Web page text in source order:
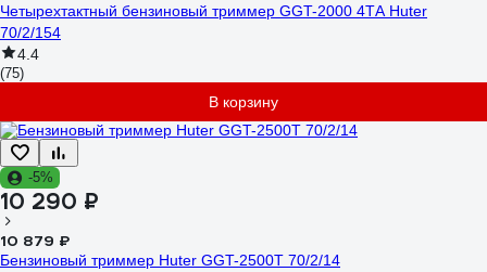
Четырехтактный бензиновый триммер GGT-2000 4ТА Huter
70/2/154
4.4
(75)
В корзину
-5%
10 290 ₽
10 879 ₽
Бензиновый триммер Huter GGT-2500Т 70/2/14